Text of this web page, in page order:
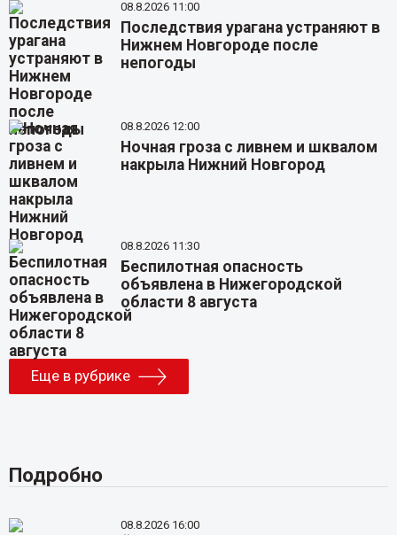
08.8.2026 11:00
Последствия урагана устраняют в
Нижнем Новгороде после
непогоды
08.8.2026 12:00
Ночная гроза с ливнем и шквалом
накрыла Нижний Новгород
08.8.2026 11:30
Беспилотная опасность
объявлена в Нижегородской
области 8 августа
Еще в рубрике
Подробно
08.8.2026 16:00